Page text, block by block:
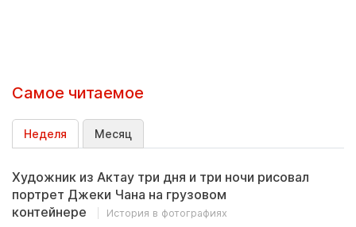
Самое читаемое
Неделя Месяц
Художник из Актау три дня и три ночи рисовал
портрет Джеки Чана на грузовом
контейнере
История в фотографиях